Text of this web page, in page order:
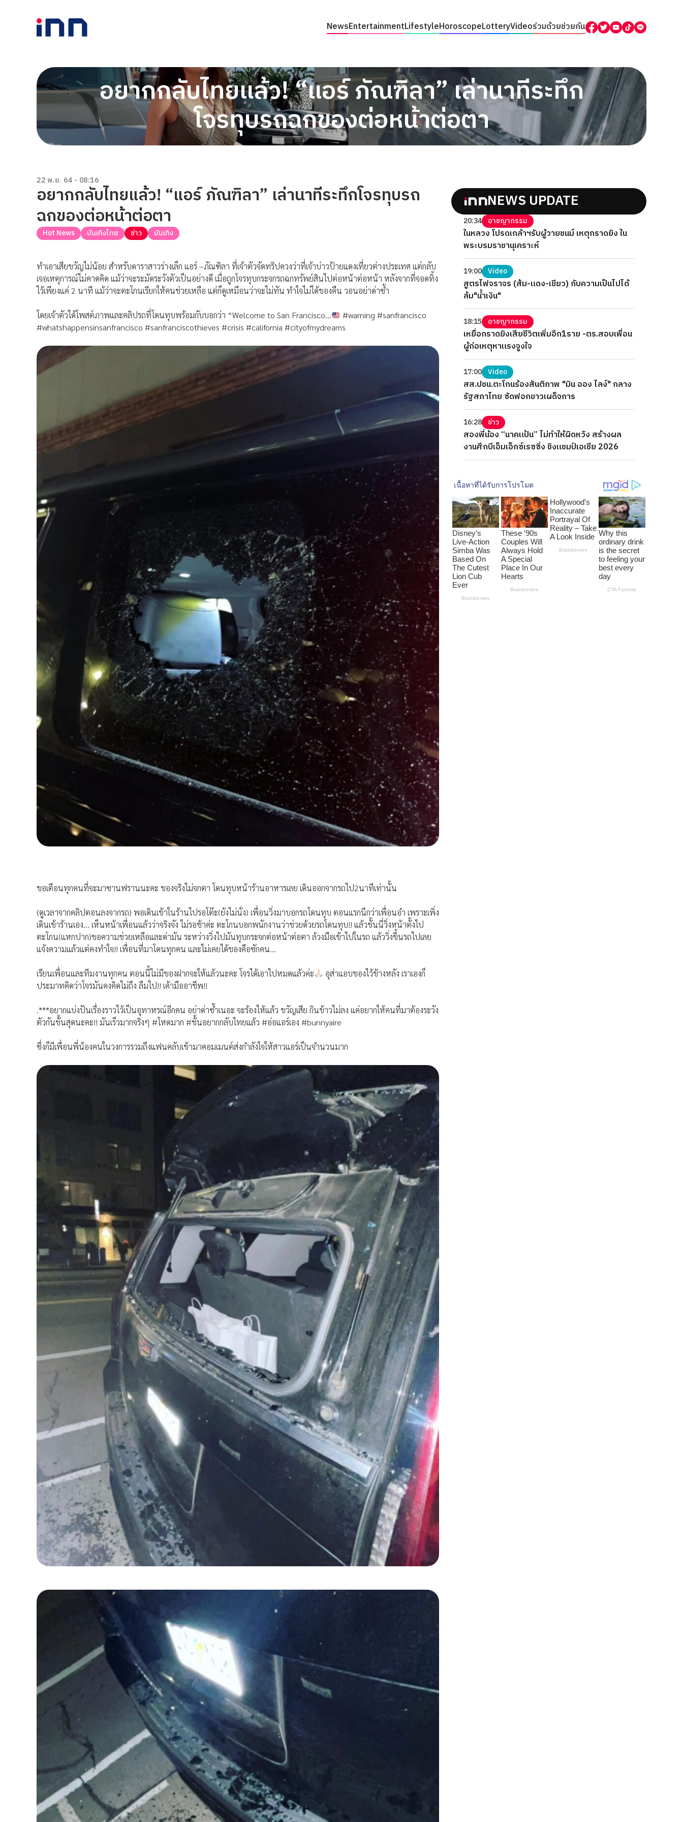
NewsEntertainmentLifestyleHoroscopeLotteryVideoร่วมด้วยช่วยกัน
อยากกลับไทยแล้ว! “แอร์ ภัณฑิลา” เล่านาทีระทึก
โจรทุบรถฉกของต่อหน้าต่อตา
22 พ.ย. 64 - 08:16
อยากกลับไทยแล้ว! “แอร์ ภัณฑิลา” เล่านาทีระทึกโจรทุบรถ
ฉกของต่อหน้าต่อตา
Hot News บันเทิงไทย ข่าว บันเทิง
ทำเอาเสียขวัญไม่น้อย สำหรับดาราสาวร่างเล็ก แอร์ –ภัณฑิลา ที่เจ้าตัวจัดทริปควงว่าที่เจ้าบ่าวป้ายแดงเที่ยวต่างประเทศ แต่กลับ
เจอเหตุการณ์ไม่คาดคิด แม้ว่าจะระมัดระวังตัวเป็นอย่างดี เมื่อถูกโจรทุบกระจกรถฉกทรัพย์สินไปต่อหน้าต่อหน้า หลังจากที่จอดทิ้ง
ไว้เพียงแค่ 2 นาที แม้ว่าจะตะโกนเรียกให้คนช่วยเหลือ แต่ก็ดูเหมือนว่าจะไม่ทัน ทำใจไม่ได้ของคืน วอนอย่าด่าซ้ำ
โดยเจ้าตัวได้โพสต์ภาพและคลิปรถที่โดนทุบพร้อมกับบอกว่า “Welcome to San Francisco…
#warning #sanfrancisco
#whatshappensinsanfrancisco #sanfranciscothieves #crisis #california #cityofmydreams
ขอเตือนทุกคนที่จะมาซานฟรานนะคะ ของจริงไม่จกตา โดนทุบหน้าร้านอาหารเลย เดินออกจากรถไป2นาทีเท่านั้น
(ดูเวลาจากคลิปตอนลงจากรถ) พอเดินเข้าในร้านไปรอโต๊ะ(ยังไม่นั่ง) เพื่อนวิ่งมาบอกรถโดนทุบ ตอนแรกนึกว่าเพื่อนอำ เพราะเพิ่ง
เดินเข้าร้านเอง… เห็นหน้าเพื่อนแล้วว่าจริงจัง ไม่รอช้าค่ะ ตะโกนบอกพนักงานว่าช่วยด้วยรถโดนทุบ!! แล้วชั้นนี่วิ่งหน้าตั้งไป
ตะโกน(แหกปาก)ขอความช่วยเหลือและด่ามัน ระหว่างวิ่งไปมันทุบกระจกต่อหน้าต่อตา ล้วงมือเข้าไปในรถ แล้ววิ่งขึ้นรถไปเลย
แจ้งความแล้วแต่คงทำใจ!! เพื่อนที่มาโดนทุกคน และไม่เคยได้ของคือซักคน…
เรียนเพื่อนและทีมงานทุกคน ตอนนี้ไม่มีของฝากจะให้แล้วนะคะ โจรได้เอาไปหมดแล้วค่ะ
อุส่าแอบของไว้ข้างหลัง เราเองก็
ประมาทคิดว่าโจรมันคงคิดไม่ถึง ลืมไป!! เค้ามืออาชีพ!!
.***อยากแบ่งปันเรื่องราวไว้เป็นอุทาหรณ์อีกคน อย่าด่าซ้ำเนอะ จะร้องไห้แล้ว ขวัญเสีย กินข้าวไม่ลง แค่อยากให้คนที่มาต้องระวัง
ตัวกันขั้นสุดนะคะ!! มันเร็วมากจริงๆ #โหดมาก #ชั้นอยากกลับไทยแล้ว #อ่อแอร์เอง #bunnyaire
ซึ่งก็มีเพื่อนพี่น้องคนในวงการรวมถึงแฟนคลับเข้ามาคอมเมนต์ส่งกำลังใจให้สาวแอร์เป็นจำนวนมาก
NEWS UPDATE
20:34 อาชญากรรม
ในหลวง โปรดเกล้าฯรับผู้วายชนม์ เหตุกราดยิง ใน
พระบรมราชานุเคราะห์
19:00 Video
สูตรไฟจราจร (ส้ม-แดง-เขียว) กับความเป็นไปได้
ล้ม"น้ำเงิน"
18:15 อาชญากรรม
เหยื่อกราดยิงเสียชีวิตเพิ่มอีก1ราย -ตร.สอบเพื่อน
ผู้ก่อเหตุหาแรงจูงใจ
17:00 Video
สส.ปชน.ตะโกนร้องสันติภาพ "มิน ออง ไลง์" กลาง
รัฐสภาไทย ซัดฟอกขาวเผด็จการ
16:28 ข่าว
สองพี่น้อง “นาคแป้น” ไม่ทำให้ผิดหวัง สร้างผล
งานศึกบีเอ็มเอ็กซ์เรซซิ่ง ชิงแชมป์เอเชีย 2026